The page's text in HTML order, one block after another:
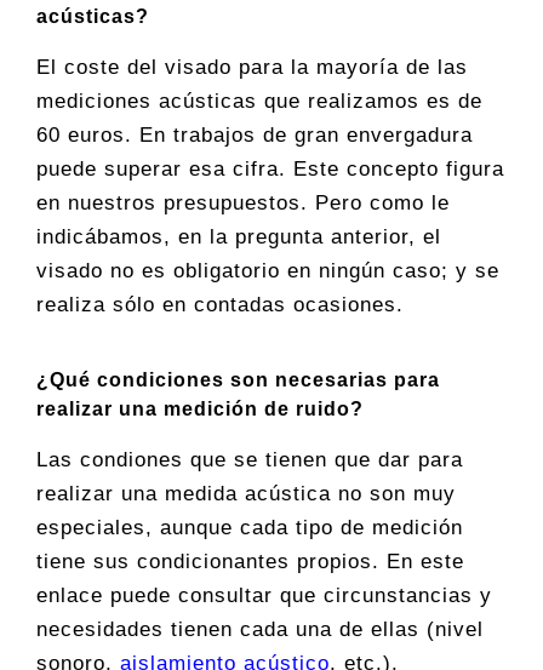
acústicas?
El coste del visado para la mayoría de las
mediciones acústicas que realizamos es de
60 euros. En trabajos de gran envergadura
puede superar esa cifra. Este concepto figura
en nuestros presupuestos. Pero como le
indicábamos, en la pregunta anterior, el
visado no es obligatorio en ningún caso; y se
realiza sólo en contadas ocasiones.
¿Qué condiciones son necesarias para
realizar una medición de ruido?
Las condiones que se tienen que dar para
realizar una medida acústica no son muy
especiales, aunque cada tipo de medición
tiene sus condicionantes propios. En este
enlace puede consultar que circunstancias y
necesidades tienen cada una de ellas (nivel
sonoro, aislamiento acústico, etc.).